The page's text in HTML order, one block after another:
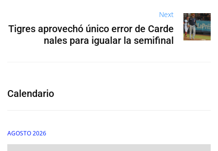
Next
Tigres aprovechó único error de Carde
nales para igualar la semifinal
Calendario
AGOSTO 2026